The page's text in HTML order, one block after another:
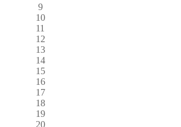
9
10
11
12
13
14
15
16
17
18
19
20